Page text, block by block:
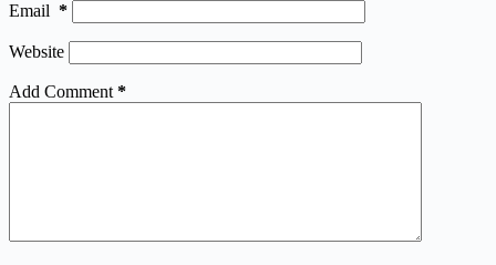
Email *
Website
Add Comment *